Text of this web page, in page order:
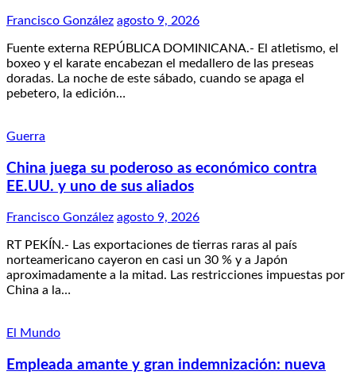
Francisco González agosto 9, 2026
Fuente externa REPÚBLICA DOMINICANA.- El atletismo, el
boxeo y el karate encabezan el medallero de las preseas
doradas. La noche de este sábado, cuando se apaga el
pebetero, la edición…
Guerra
China juega su poderoso as económico contra
EE.UU. y uno de sus aliados
Francisco González agosto 9, 2026
RT PEKÍN.- Las exportaciones de tierras raras al país
norteamericano cayeron en casi un 30 % y a Japón
aproximadamente a la mitad. Las restricciones impuestas por
China a la…
El Mundo
Empleada amante y gran indemnización: nueva